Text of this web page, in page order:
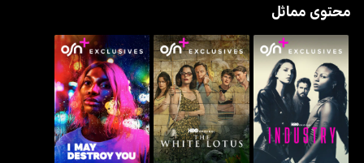
محتوى مماثل
إندستري
اللوتس الأبيض - ذا وايت
لوتس
آي ماي ديستروي يو